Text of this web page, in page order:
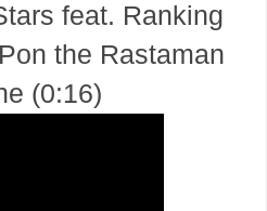
feat. Ranking
the Rastaman
(0:16)